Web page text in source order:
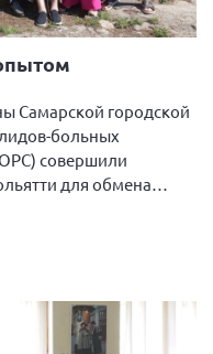
НКО
работы
Самарской городской
больных
совершили
для обмена